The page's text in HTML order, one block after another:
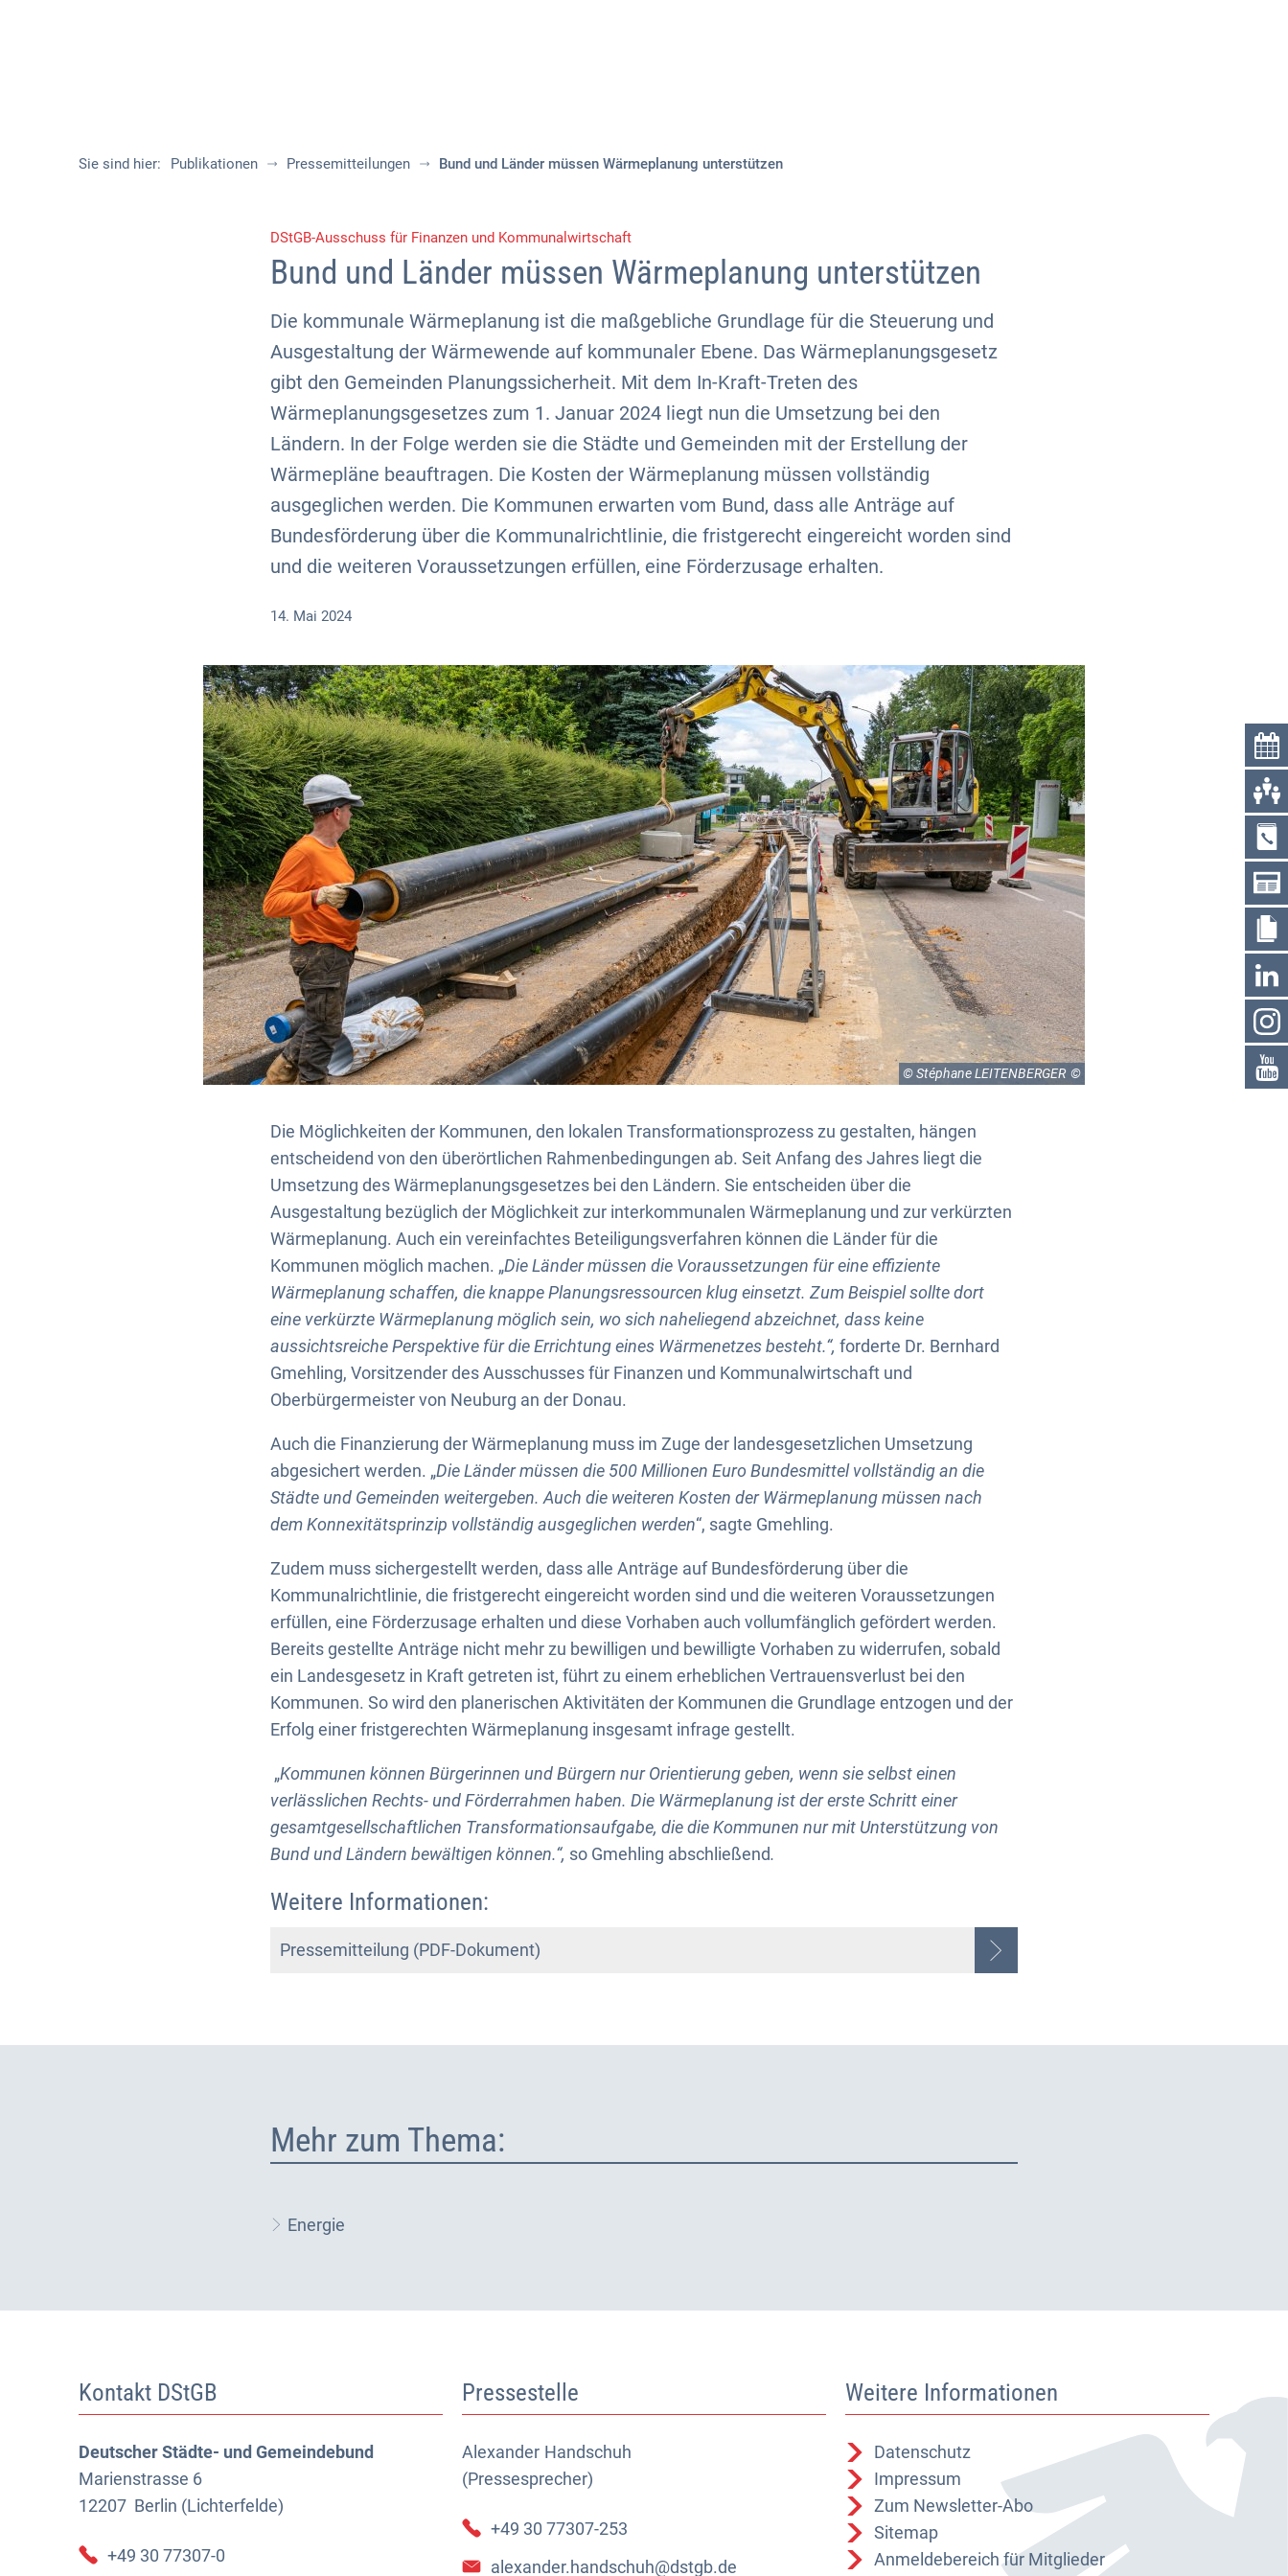
Sie sind hier: Publikationen Pressemitteilungen Bund und Länder müssen Wärmeplanung unterstützen
DStGB-Ausschuss für Finanzen und Kommunalwirtschaft
Bund und Länder müssen Wärmeplanung unterstützen
Die kommunale Wärmeplanung ist die maßgebliche Grundlage für die Steuerung und
Ausgestaltung der Wärmewende auf kommunaler Ebene. Das Wärmeplanungsgesetz
gibt den Gemeinden Planungssicherheit. Mit dem In-Kraft-Treten des
Wärmeplanungsgesetzes zum 1. Januar 2024 liegt nun die Umsetzung bei den
Ländern. In der Folge werden sie die Städte und Gemeinden mit der Erstellung der
Wärmepläne beauftragen. Die Kosten der Wärmeplanung müssen vollständig
ausgeglichen werden. Die Kommunen erwarten vom Bund, dass alle Anträge auf
Bundesförderung über die Kommunalrichtlinie, die fristgerecht eingereicht worden sind
und die weiteren Voraussetzungen erfüllen, eine Förderzusage erhalten.
14. Mai 2024
© Stéphane LEITENBERGER
Die Möglichkeiten der Kommunen, den lokalen Transformationsprozess zu gestalten, hängen
entscheidend von den überörtlichen Rahmenbedingungen ab. Seit Anfang des Jahres liegt die
Umsetzung des Wärmeplanungsgesetzes bei den Ländern. Sie entscheiden über die
Ausgestaltung bezüglich der Möglichkeit zur interkommunalen Wärmeplanung und zur verkürzten
Wärmeplanung. Auch ein vereinfachtes Beteiligungsverfahren können die Länder für die
Kommunen möglich machen. „Die Länder müssen die Voraussetzungen für eine effiziente
Wärmeplanung schaffen, die knappe Planungsressourcen klug einsetzt. Zum Beispiel sollte dort
eine verkürzte Wärmeplanung möglich sein, wo sich naheliegend abzeichnet, dass keine
aussichtsreiche Perspektive für die Errichtung eines Wärmenetzes besteht.“, forderte Dr. Bernhard
Gmehling, Vorsitzender des Ausschusses für Finanzen und Kommunalwirtschaft und
Oberbürgermeister von Neuburg an der Donau.
Auch die Finanzierung der Wärmeplanung muss im Zuge der landesgesetzlichen Umsetzung
abgesichert werden. „Die Länder müssen die 500 Millionen Euro Bundesmittel vollständig an die
Städte und Gemeinden weitergeben. Auch die weiteren Kosten der Wärmeplanung müssen nach
dem Konnexitätsprinzip vollständig ausgeglichen werden“, sagte Gmehling.
Zudem muss sichergestellt werden, dass alle Anträge auf Bundesförderung über die
Kommunalrichtlinie, die fristgerecht eingereicht worden sind und die weiteren Voraussetzungen
erfüllen, eine Förderzusage erhalten und diese Vorhaben auch vollumfänglich gefördert werden.
Bereits gestellte Anträge nicht mehr zu bewilligen und bewilligte Vorhaben zu widerrufen, sobald
ein Landesgesetz in Kraft getreten ist, führt zu einem erheblichen Vertrauensverlust bei den
Kommunen. So wird den planerischen Aktivitäten der Kommunen die Grundlage entzogen und der
Erfolg einer fristgerechten Wärmeplanung insgesamt infrage gestellt.
„Kommunen können Bürgerinnen und Bürgern nur Orientierung geben, wenn sie selbst einen
verlässlichen Rechts- und Förderrahmen haben. Die Wärmeplanung ist der erste Schritt einer
gesamtgesellschaftlichen Transformationsaufgabe, die die Kommunen nur mit Unterstützung von
Bund und Ländern bewältigen können.“, so Gmehling abschließend.
Weitere Informationen:
Pressemitteilung (PDF-Dokument)
Mehr zum Thema:
Energie
Kontakt DStGB
Deutscher Städte- und Gemeindebund
Marienstrasse 6
12207 Berlin (Lichterfelde)
+49 30 77307-0
Pressestelle
Alexander Handschuh
(Pressesprecher)
Alexander Handschuh (Pressesprecher)
+49 30 77307-253
alexander.handschuh@dstgb.de
Weitere Informationen
Datenschutz
Impressum
Zum Newsletter-Abo
Sitemap
Anmeldebereich für Mitglieder